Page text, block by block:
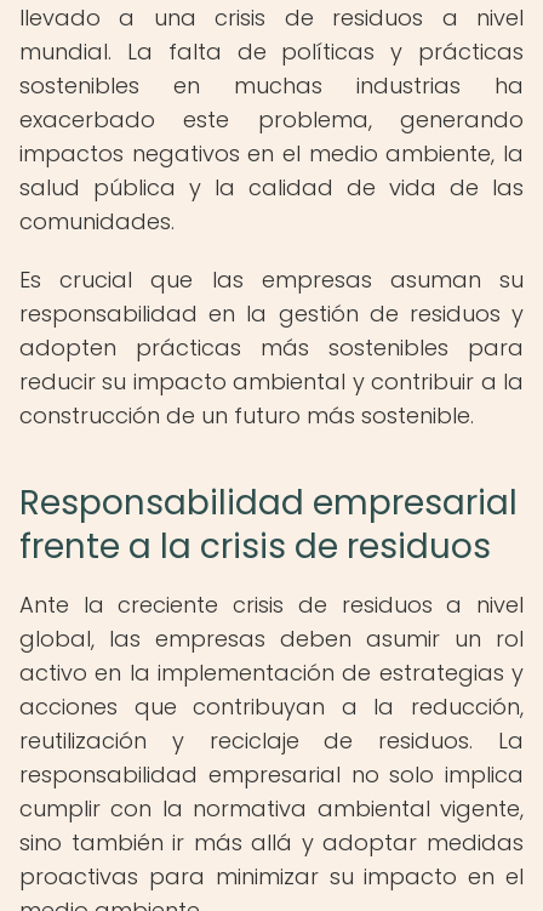
llevado a una crisis de residuos a nivel
mundial. La falta de políticas y prácticas
sostenibles en muchas industrias ha
exacerbado este problema, generando
impactos negativos en el medio ambiente, la
salud pública y la calidad de vida de las
comunidades.
Es crucial que las empresas asuman su
responsabilidad en la gestión de residuos y
adopten prácticas más sostenibles para
reducir su impacto ambiental y contribuir a la
construcción de un futuro más sostenible.
Responsabilidad empresarial
frente a la crisis de residuos
Ante la creciente crisis de residuos a nivel
global, las empresas deben asumir un rol
activo en la implementación de estrategias y
acciones que contribuyan a la reducción,
reutilización y reciclaje de residuos. La
responsabilidad empresarial no solo implica
cumplir con la normativa ambiental vigente,
sino también ir más allá y adoptar medidas
proactivas para minimizar su impacto en el